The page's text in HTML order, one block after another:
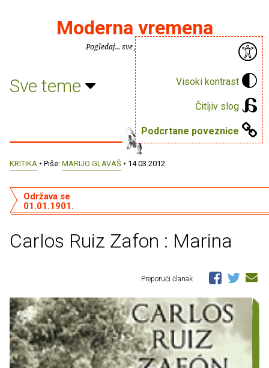
Visoki kontrast
Čitljiv slog
Podcrtane poveznice
Moderna vremena
Pogledaj... sve je puno knjiga.
Sve teme
KRITIKA • Piše: MARIJO GLAVAŠ • 14.03.2012.
Carlos Ruiz Zafon : Marina
Održava se
01.01.1901.
Preporuči članak